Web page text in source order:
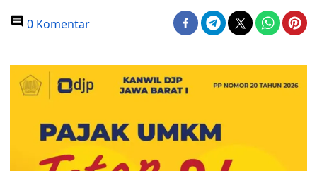
0 Komentar